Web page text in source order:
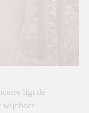
ligt de
wijnboer